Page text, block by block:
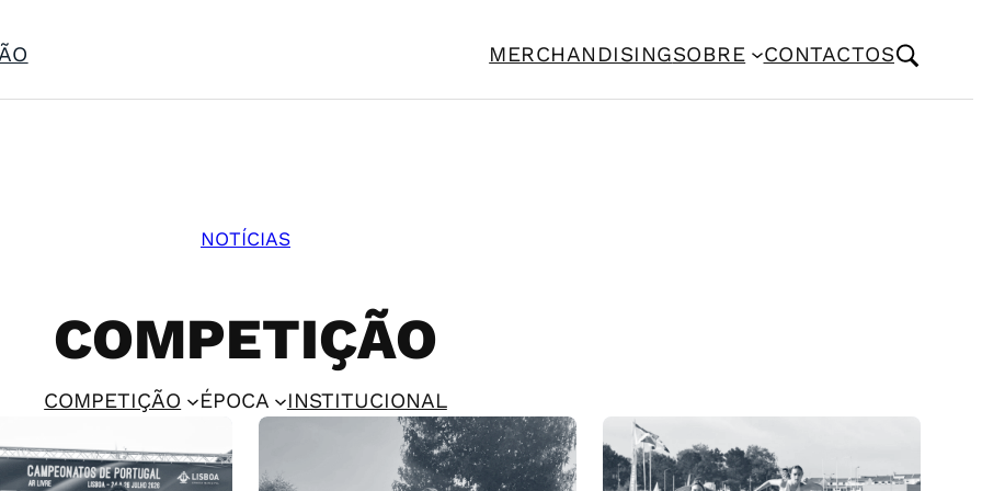
MERCHANDISINGSOBRE CONTACTOS
NOTÍCIAS
COMPETIÇÃO
COMPETIÇÃO ÉPOCA INSTITUCIONAL